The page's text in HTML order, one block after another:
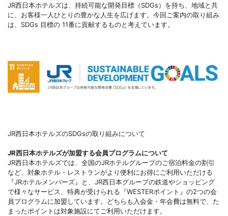
JR西日本ホテルズは、持続可能な開発目標（SDGs）を持ち、地域と共
に、お客様一人ひとりの豊かな人生を広げます。今回ご案内の取り組み
は、SDGs 目標の 11番に貢献するものと考えています。
JR西日本ホテルズのSDGsの取り組みについて
JR西日本ホテルズが加盟する会員プログラムについて
JR西日本ホテルズでは、全国のJRホテルグループのご宿泊料金の割引
など、対象ホテル・レストランがより便利にお得にご利用いただける
『JRホテルメンバーズ』と、JR西日本グループの鉄道やショッピング
で様々なサービス、特典が受けられる『WESTERポイント』の2つの会
員プログラムに加盟しています。どちらも入会金・年会費は無料で、た
まったポイントは対象施設にてご利用いただけます。